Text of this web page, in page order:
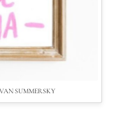
SUMMERSKY